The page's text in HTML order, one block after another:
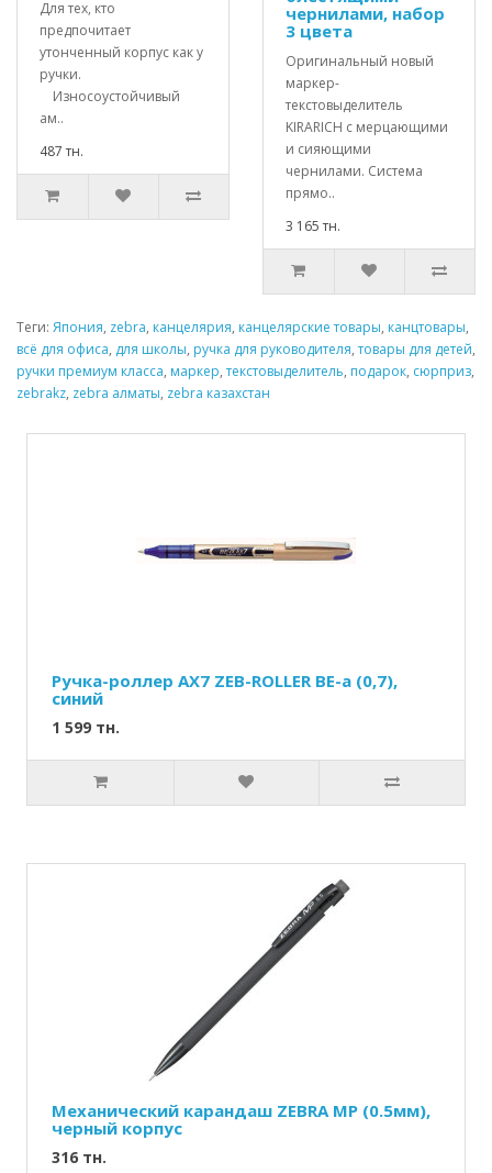
Для тех, кто
предпочитает
утонченный корпус как у
ручки.
Износоустойчивый
ам..
487 тн.
чернилами, набор
3 цвета
Оригинальный новый
маркер-
текстовыделитель
KIRARICH с мерцающими
и сияющими
чернилами. Система
прямо..
3 165 тн.
Теги: Япония, zebra, канцелярия, канцелярские товары, канцтовары,
всё для офиса, для школы, ручка для руководителя,товары для детей,
ручки премиум класса, маркер,текстовыделитель, подарок, сюрприз,
zebrakz, zebra алматы, zebra казахстан
Ручка-роллер AX7 ZEB-ROLLER BE-a (0,7),
синий
1 599 тн.
Механический карандаш ZEBRA МР (0.5мм),
черный корпус
316 тн.